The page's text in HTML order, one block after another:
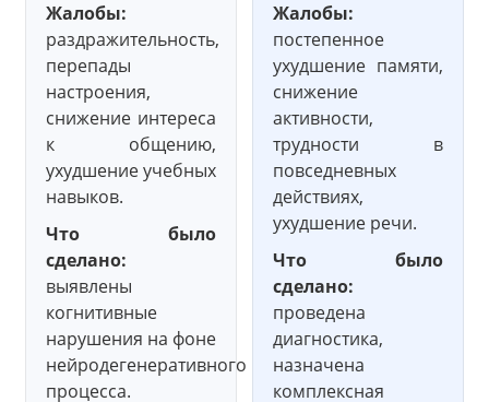
Жалобы:
раздражительность,
перепады
настроения,
снижение интереса
к общению,
ухудшение учебных
навыков.
Что было
сделано:
выявлены
когнитивные
нарушения на фоне
нейродегенеративного
процесса.
Жалобы:
постепенное
ухудшение памяти,
снижение
активности,
трудности в
повседневных
действиях,
ухудшение речи.
Что было
сделано:
проведена
диагностика,
назначена
комплексная